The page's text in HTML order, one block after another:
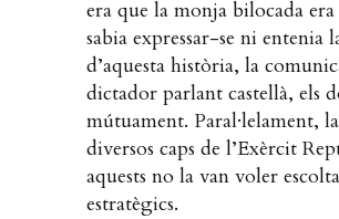
era que la monja bilocada
sabia expressar-se ni entenia
d’aquesta història, la
dictador parlant castellà, els
mútuament. Paral·lelament,
diversos caps de l’Exèrcit
aquests no la van voler
estratègics.